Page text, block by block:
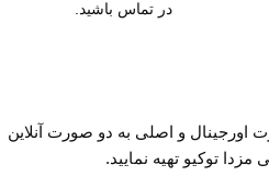
در تماس باشید.
مزدا 3 نیو، مزدا 323
برای استعلام قیمت کف بازار و
اورجینال و اصلی به دو صورت آنلاین
توکیو تهیه نمایید.